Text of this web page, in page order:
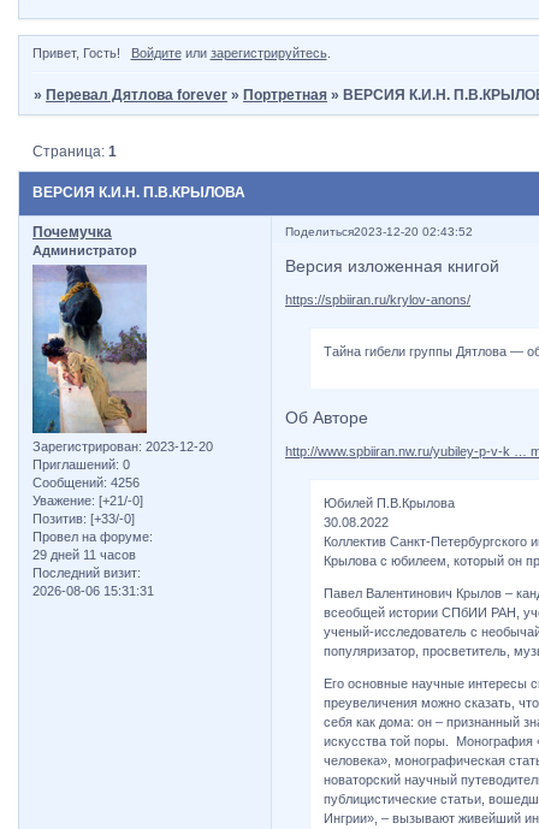
Привет, Гость! Войдитеили зарегистрируйтесь.
»Перевал Дятлова forever »Портретная »ВЕРСИЯ К.И.Н.
ВЕРСИЯ К.И.Н. П.В.КРЫЛОВА
Страница:1
Поделиться2023-12-20 02:43:52
Почемучка
Администратор
Зарегистрирован: 2023-12-20
Приглашений: 0
Сообщений: 4256
Уважение: [+21/-0]
Позитив: [+33/-0]
Провел на форуме:
29 дней 11 часов
Последний визит:
2026-08-06 15:31:31
Версия изложенная книгой
https://spbiiran.ru/krylov-anons/
Тайна гибели группы Дятлова —
Об Авторе
http://www.spbiiran.nw.ru/yubiley-p-v-k …
Юбилей П.В.Крылова
30.08.2022
Коллектив Санкт-
Крылова с юбилеем, который он
Павел Валентинович Крылов –
всеобщей истории СПбИИ РАН,
ученый-исследователь с
популяризатор, просветитель,
Его основные научные интересы
преувеличения можно сказать,
себя как дома: он – признанный
искусства той поры. Монография
человека», монографическая
новаторский научный
публицистические статьи,
Ингрии», – вызывают живейший